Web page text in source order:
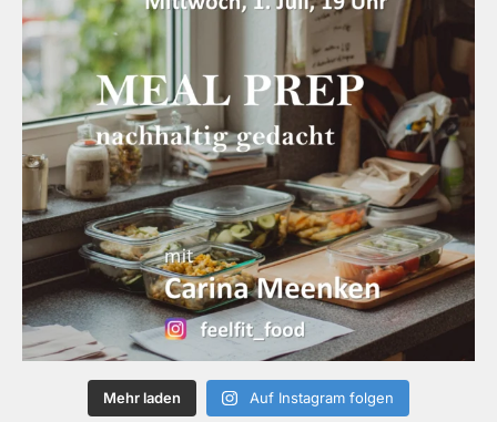
Mehr laden Auf Instagram folgen